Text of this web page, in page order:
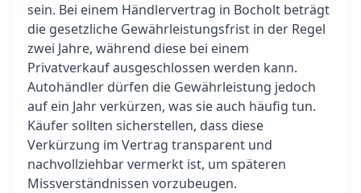
sein. Bei einem Händlervertrag in Bocholt beträgt
die gesetzliche Gewährleistungsfrist in der Regel
zwei Jahre, während diese bei einem
Privatverkauf ausgeschlossen werden kann.
Autohändler dürfen die Gewährleistung jedoch
auf ein Jahr verkürzen, was sie auch häufig tun.
Käufer sollten sicherstellen, dass diese
Verkürzung im Vertrag transparent und
nachvollziehbar vermerkt ist, um späteren
Missverständnissen vorzubeugen.